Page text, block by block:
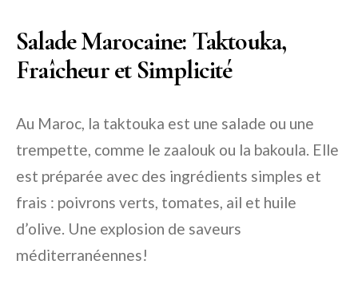
Salade Marocaine: Taktouka,
Fraîcheur et Simplicité
Au Maroc, la taktouka est une salade ou une
trempette, comme le zaalouk ou la bakoula. Elle
est préparée avec des ingrédients simples et
frais : poivrons verts, tomates, ail et huile
d’olive. Une explosion de saveurs
méditerranéennes!